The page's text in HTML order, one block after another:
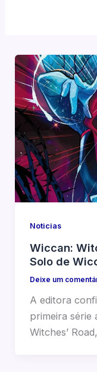
Noticias
Wiccan:
Solo de
Deixe um
A editora
primeira série
Witches’